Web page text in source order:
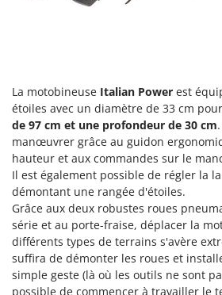
Palazzetti
Philips
Pramac
Prismafood
R
R.G.V.
Rato
Reber
Redback
La motobineuse Italian Power est
étoiles avec un diamètre de 33 cm
de 97 cm et une profondeur de 30 cm
manœuvrer grâce au guidon
hauteur et aux commandes sur le
Il est également possible de régler la
démontant une rangée d'étoiles.
Grâce aux deux robustes roues
série et au porte-fraise, déplacer la
différents types de terrains s'avère
suffira de démonter les roues et
simple geste (là où les outils ne sont
possible de commencer à travailler le